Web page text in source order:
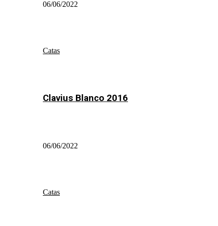
06/06/2022
Catas
Clavius Blanco 2016
06/06/2022
Catas